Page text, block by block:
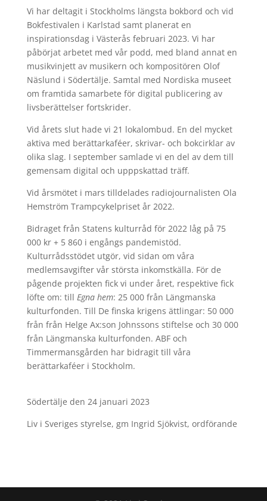
Vi har deltagit i Stockholms längsta bokbord och vid
Bokfestivalen i Karlstad samt planerat en
inspirationsdag i Västerås februari 2023. Vi har
påbörjat arbetet med vår podd, med bland annat en
musikvinjett av musikern och kompositören Olof
Näslund i Södertälje. Samtal med Nordiska museet
om framtida samarbete för digital publicering av
livsberättelser fortskrider.
Vid årets slut hade vi 21 lokalombud. En del mycket
aktiva med berättarkaféer, skrivar- och bokcirklar av
olika slag. I september samlade vi en del av dem till
gemensam digital och upppskattad träff.
Vid årsmötet i mars tilldelades radiojournalisten Ola
Hemström Trampcykelpriset år 2022.
Bidraget från Statens kulturråd för 2022 låg på 75
000 kr + 5 860 i engångs pandemistöd.
Kulturrådsstödet utgör, vid sidan om våra
medlemsavgifter vår största inkomstkälla. För de
pågende projekten fick vi under året, respektive fick
löfte om: till Egna hem: 25 000 från Längmanska
kulturfonden. Till De finska krigens ättlingar: 50 000
från från Helge Ax:son Johnssons stiftelse och 30 000
från Längmanska kulturfonden. ABF och
Timmermansgården har bidragit till våra
berättarkaféer i Stockholm.
Södertälje den 24 januari 2023
Liv i Sveriges styrelse, gm Ingrid Sjökvist, ordförande